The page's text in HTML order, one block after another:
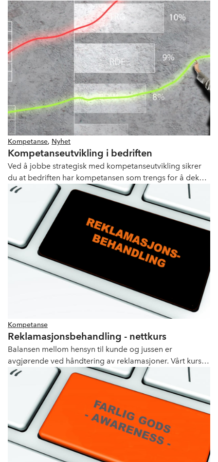
Kompetanse, Nyhet
Kompetanseutvikling i bedriften
Ved å jobbe strategisk med kompetanseutvikling sikrer
du at bedriften har kompetansen som trengs for å dekke
nåværende og fremtidige behov. Dette må ta
utgangspunkt i bedriftens mål.
Kompetanse
Reklamasjonsbehandling - nettkurs
Balansen mellom hensyn til kunde og jussen er
avgjørende ved håndtering av reklamasjoner. Vårt kurs
tar deltakerne gjennom blant annet ansvarsregler og
fritaksgrunner.